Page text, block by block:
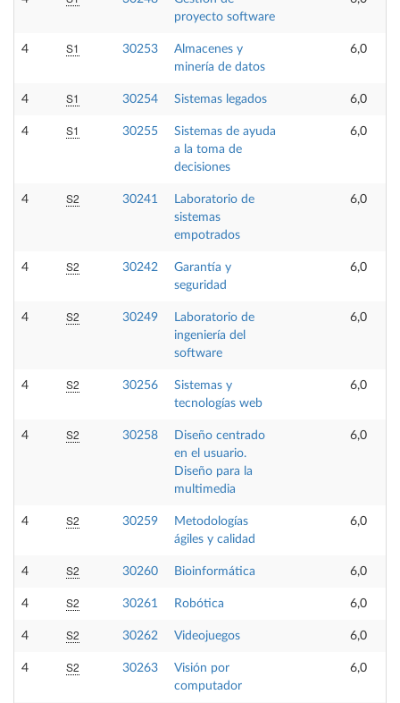
proyecto software
4 S1 30253
Almacenes y
minería de datos
6,0
4 S1 30254 Sistemas legados 6,0
4 S1 30255
Sistemas de ayuda
a la toma de
decisiones
6,0
4 S2 30241
Laboratorio de
sistemas
empotrados
6,0
4 S2 30242
Garantía y
seguridad
6,0
4 S2 30249
Laboratorio de
ingeniería del
software
6,0
4 S2 30256
Sistemas y
tecnologías web
6,0
4 S2 30258
Diseño centrado
en el usuario.
Diseño para la
multimedia
6,0
4 S2 30259
Metodologías
ágiles y calidad
6,0
4 S2 30260 Bioinformática 6,0
4 S2 30261 Robótica 6,0
4 S2 30262 Videojuegos 6,0
4 S2 30263
Visión por
computador
6,0